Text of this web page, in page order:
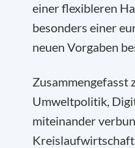
einer flexibleren
besonders einer
neuen Vorgaben
Zusammengefasst
Umweltpolitik,
miteinander